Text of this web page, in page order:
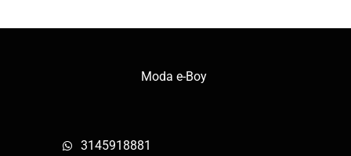
Moda e-Boy
3145918881